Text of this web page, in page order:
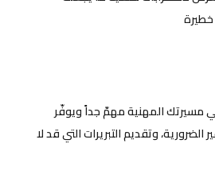
مسيرتك المهنية مهمّ جداً ويوفّر
الضرورية، وتقديم التبريرات التي قد لا